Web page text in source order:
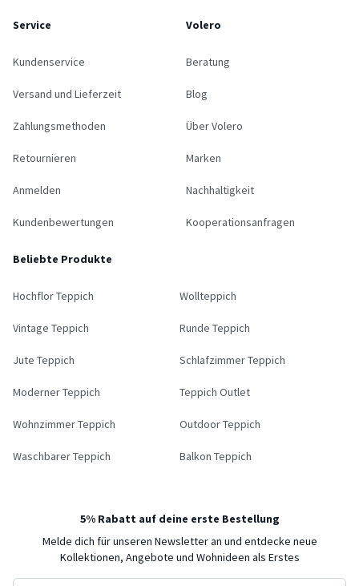
Service
Kundenservice
Versand und Lieferzeit
Zahlungsmethoden
Retournieren
Anmelden
Kundenbewertungen
Volero
Beratung
Blog
Über Volero
Marken
Nachhaltigkeit
Kooperationsanfragen
Beliebte Produkte
Hochflor Teppich Wollteppich
Vintage Teppich Runde Teppich
Jute Teppich Schlafzimmer Teppich
Moderner Teppich Teppich Outlet
Wohnzimmer Teppich Outdoor Teppich
Waschbarer Teppich Balkon Teppich
5% Rabatt auf deine erste Bestellung
Melde dich für unseren Newsletter an und entdecke neue
Kollektionen, Angebote und Wohnideen als Erstes